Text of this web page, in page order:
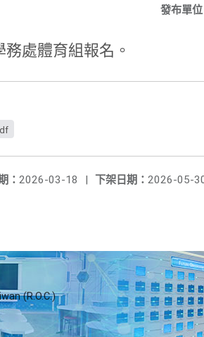
發布單位
處體育組報名。
下架日期： 2026-05-
： 2026-03-18 |
(R.O.C.)